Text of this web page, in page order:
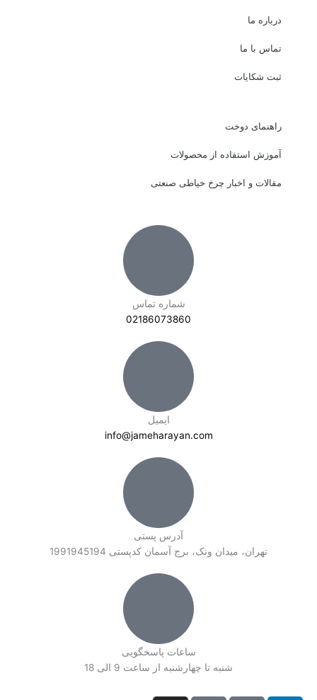
درباره ما
تماس با ما
ثبت شکایات
راهنمای دوخت
آموزش استفاده از محصولات
مقالات و اخبار چرخ خیاطی صنعتی
شماره تماس
02186073860
ایمیل
info@jameharayan.com
آدرس پستی
تهران، میدان ونک، برج آسمان کدپستی 1991945194
ساعات پاسخگویی
شنبه تا چهارشنبه از ساعت 9 الی 18